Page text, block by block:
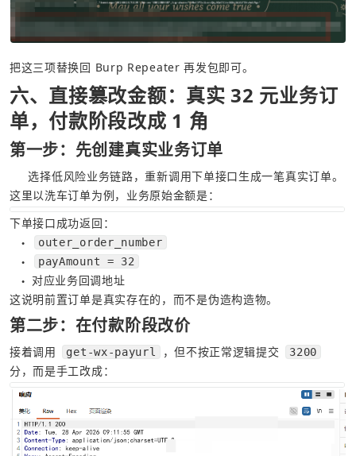
把这三项替换回 Burp Repeater 再发包即可。
六、直接篡改金额：真实 32 元业务订
单，付款阶段改成 1 角
第一步：先创建真实业务订单
     选择低风险业务链路，重新调用下单接口生成一笔真实订单。
这里以洗车订单为例，业务原始金额是：
下单接口成功返回：
● outer_order_number
● payAmount = 32
●
对应业务回调地址
这说明前置订单是真实存在的，而不是伪造构造物。
第二步：在付款阶段改价
接着调用 get-wx-payurl ，但不按正常逻辑提交 3200
分，而是手工改成：